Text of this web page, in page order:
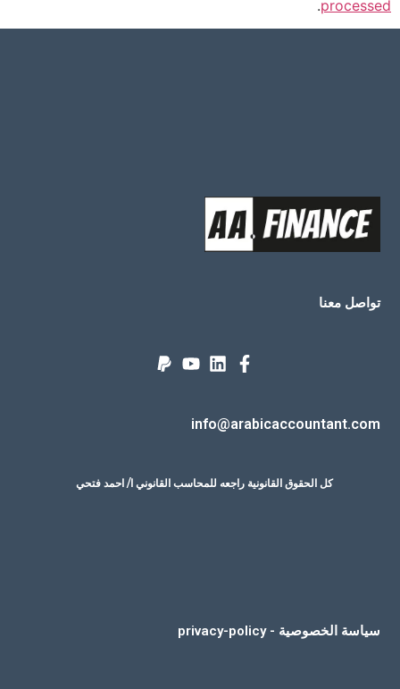
processed
.
تواصل معنا
info@arabicaccountant.com
كل الحقوق القانونية راجعه للمحاسب القانوني ا/ احمد فتحي
سياسة الخصوصية - privacy-policy